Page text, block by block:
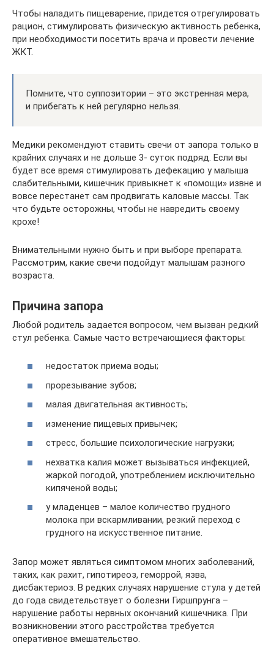
Чтобы наладить пищеварение, придется отрегулировать
рацион, стимулировать физическую активность ребенка,
при необходимости посетить врача и провести лечение
ЖКТ.
Помните, что суппозитории – это экстренная мера,
и прибегать к ней регулярно нельзя.
Медики рекомендуют ставить свечи от запора только в
крайних случаях и не дольше 3- суток подряд. Если вы
будет все время стимулировать дефекацию у малыша
слабительными, кишечник привыкнет к «помощи» извне и
вовсе перестанет сам продвигать каловые массы. Так
что будьте осторожны, чтобы не навредить своему
крохе!
Внимательными нужно быть и при выборе препарата.
Рассмотрим, какие свечи подойдут малышам разного
возраста.
Причина запора
Любой родитель задается вопросом, чем вызван редкий
стул ребенка. Самые часто встречающиеся факторы:
недостаток приема воды;
прорезывание зубов;
малая двигательная активность;
изменение пищевых привычек;
стресс, большие психологические нагрузки;
нехватка калия может вызываться инфекцией,
жаркой погодой, употреблением исключительно
кипяченой воды;
у младенцев – малое количество грудного
молока при вскармливании, резкий переход с
грудного на искусственное питание.
Запор может являться симптомом многих заболеваний,
таких, как рахит, гипотиреоз, геморрой, язва,
дисбактериоз. В редких случаях нарушение стула у детей
до года свидетельствует о болезни Гиршпрунга –
нарушение работы нервных окончаний кишечника. При
возникновении этого расстройства требуется
оперативное вмешательство.